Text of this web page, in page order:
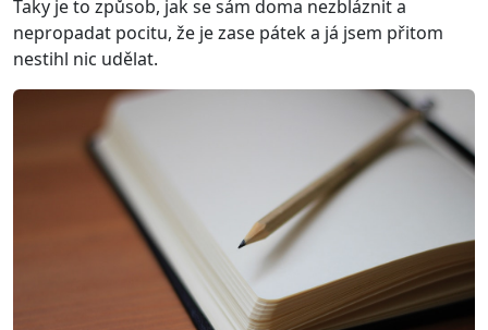
Taky je to způsob, jak se sám doma nezbláznit a
nepropadat pocitu, že je zase pátek a já jsem přitom
nestihl nic udělat.